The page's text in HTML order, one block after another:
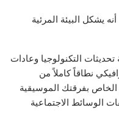
يشكل البيئة المرئية
التكنولوجيا وعادات
نطاقاً كاملاً من
الخاص بفرقتك الموسيقية
الوسائط الاجتماعية